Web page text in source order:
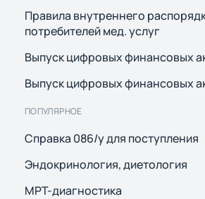
Правила внутреннего
потребителей мед. услуг
Выпуск цифровых финансовых
Выпуск цифровых финансовых
ПОПУЛЯРНОЕ
Справка 086/у для поступления
Эндокринология, диетология
МРТ-диагностика